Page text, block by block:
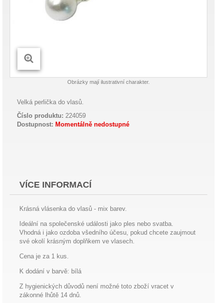
Obrázky mají ilustrativní charakter.
Velká perlička do vlasů.
Číslo produktu: 224059
Dostupnost: Momentálně nedostupné
VÍCE INFORMACÍ
Krásná vlásenka do vlasů - mix barev.
Ideální na společenské události jako ples nebo svatba.
Vhodná i jako ozdoba všedního účesu, pokud chcete zaujmout
své okolí krásným doplňkem ve vlasech.
Cena je za 1 kus.
K dodání v barvě: bílá
Z hygienických důvodů není možné toto zboží vracet v
zákonné lhůtě 14 dnů.